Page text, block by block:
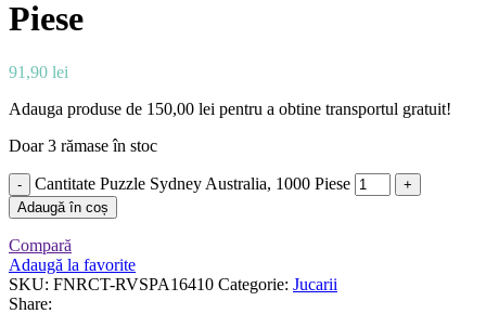
Piese
91,90 lei
Adauga produse de 150,00 lei pentru a obtine transportul gratuit!
Doar 3 rămase în stoc
Cantitate Puzzle Sydney Australia, 1000 Piese
Adaugă în coș
Compară
Adaugă la favorite
SKU: FNRCT-RVSPA16410 Categorie: Jucarii
Share: